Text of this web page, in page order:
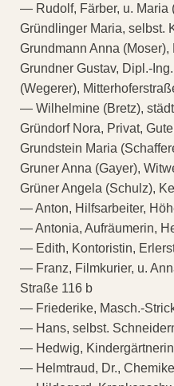
— Rudolf, Färber, u. Maria
Gründlinger Maria, selbst.
Grundmann Anna
Grundner Gustav, Dipl.-
(Wegerer),
— Wilhelmine (Bretz),
Gründorf Nora, Privat,
Grundstein Maria
Gruner Anna (Gayer),
Grüner Angela (Schulz),
— Anton, Hilfsarbeiter,
— Antonia, Aufräumerin,
— Edith, Kontoristin,
— Franz, Filmkurier, u.
Straße 116 b
— Friederike, Masch.-
— Hans, selbst.
— Hedwig,
— Helmtraud, Dr.,